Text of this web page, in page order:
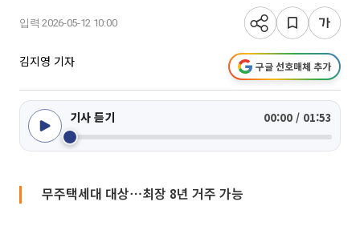
입력 2026-05-12 10:00
김지영 기자 구글 선호매체 추가
기사 듣기 00:00 / 01:53
무주택세대 대상⋯최장 8년 거주 가능